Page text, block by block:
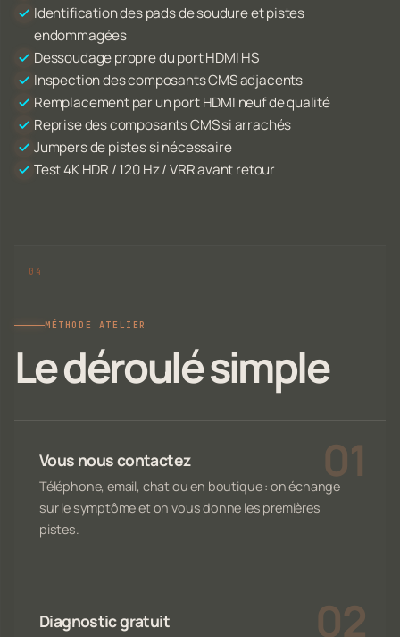
Identification des pads de soudure et pistes
endommagées
Dessoudage propre du port HDMI HS
Inspection des composants CMS adjacents
Remplacement par un port HDMI neuf de qualité
Reprise des composants CMS si arrachés
Jumpers de pistes si nécessaire
Test 4K HDR / 120 Hz / VRR avant retour
MÉTHODE ATELIER
Le déroulé simple
Vous nous contactez
Téléphone, email, chat ou en boutique : on échange
sur le symptôme et on vous donne les premières
pistes.
Diagnostic gratuit